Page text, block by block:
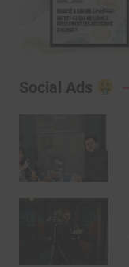
Social Ads